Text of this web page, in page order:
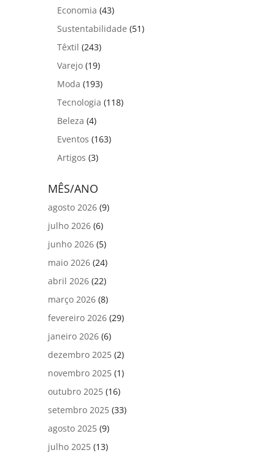
Economia (43)
Sustentabilidade (51)
Têxtil (243)
Varejo (19)
Moda (193)
Tecnologia (118)
Beleza (4)
Eventos (163)
Artigos (3)
MÊS/ANO
agosto 2026 (9)
julho 2026 (6)
junho 2026 (5)
maio 2026 (24)
abril 2026 (22)
março 2026 (8)
fevereiro 2026 (29)
janeiro 2026 (6)
dezembro 2025 (2)
novembro 2025 (1)
outubro 2025 (16)
setembro 2025 (33)
agosto 2025 (9)
julho 2025 (13)